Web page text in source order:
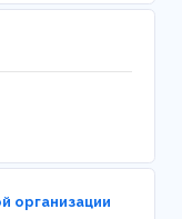
организации